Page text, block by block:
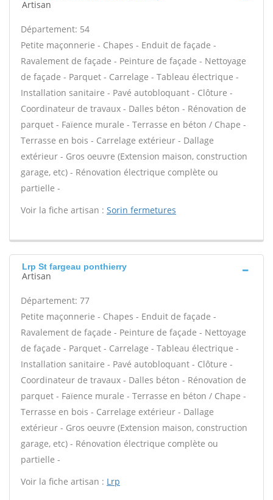
Artisan
Département: 54
Petite maçonnerie - Chapes - Enduit de façade -
Ravalement de façade - Peinture de façade - Nettoyage
de façade - Parquet - Carrelage - Tableau électrique -
Installation sanitaire - Pavé autobloquant - Clôture -
Coordinateur de travaux - Dalles béton - Rénovation de
parquet - Faïence murale - Terrasse en béton / Chape -
Terrasse en bois - Carrelage extérieur - Dallage
extérieur - Gros oeuvre (Extension maison, construction
garage, etc) - Rénovation électrique complète ou
partielle -
Voir la fiche artisan : Sorin fermetures
Lrp St fargeau ponthierry
Artisan
Département: 77
Petite maçonnerie - Chapes - Enduit de façade -
Ravalement de façade - Peinture de façade - Nettoyage
de façade - Parquet - Carrelage - Tableau électrique -
Installation sanitaire - Pavé autobloquant - Clôture -
Coordinateur de travaux - Dalles béton - Rénovation de
parquet - Faïence murale - Terrasse en béton / Chape -
Terrasse en bois - Carrelage extérieur - Dallage
extérieur - Gros oeuvre (Extension maison, construction
garage, etc) - Rénovation électrique complète ou
partielle -
Voir la fiche artisan : Lrp